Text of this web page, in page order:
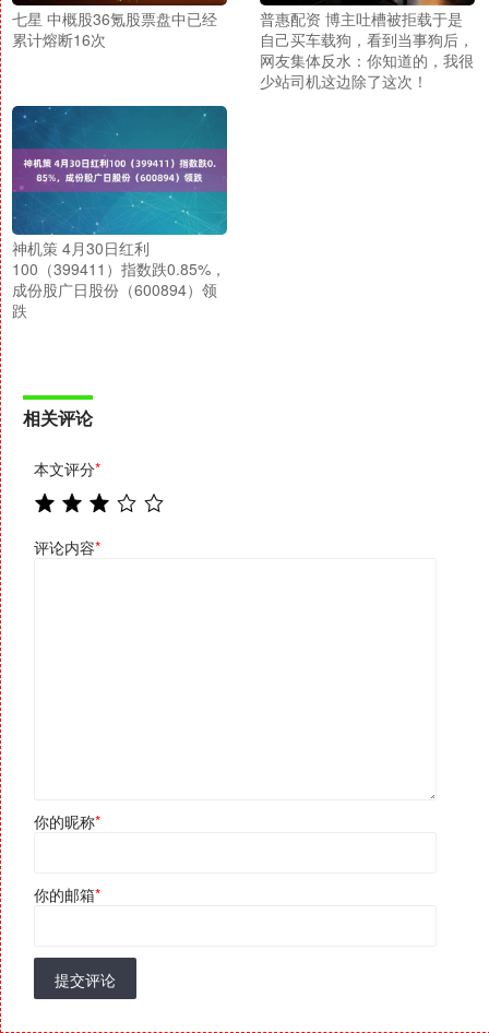
七星 中概股36氪股票盘中已经
累计熔断16次
普惠配资 博主吐槽被拒载于是
自己买车载狗，看到当事狗后，
网友集体反水：你知道的，我很
少站司机这边除了这次！
神机策 4月30日红利
100（399411）指数跌0.85%，
成份股广日股份（600894）领
跌
相关评论
本文评分*
评论内容*
你的昵称*
你的邮箱*
提交评论